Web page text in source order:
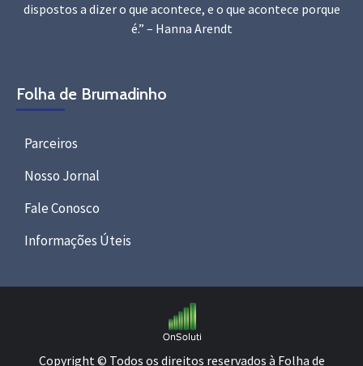
dispostos a dizer o que acontece, e o que acontece porque
é.” – Hanna Arendt
Folha de Brumadinho
Parceiros
Nosso Jornal
Fale Conosco
Informações Úteis
Copyright © Todos os direitos reservados à Folha de